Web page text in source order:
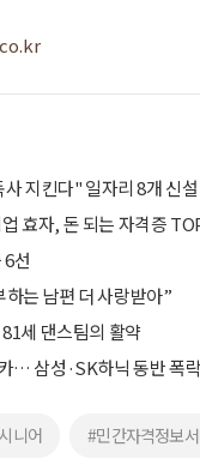
지킨다" 일자리 8개 신설
효자, 돈 되는 자격증
선
는 남편 더 사랑받아”
세 댄스팀의 활약
… 삼성·SK하닉 동반 폭락
니어 #민간자격정보